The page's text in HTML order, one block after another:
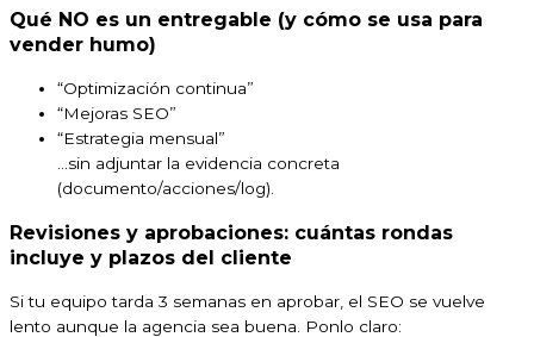
Qué NO es un entregable (y cómo se usa para
vender humo)
“Optimización continua”
“Mejoras SEO”
“Estrategia mensual”
…sin adjuntar la evidencia concreta
(documento/acciones/log).
Revisiones y aprobaciones: cuántas rondas
incluye y plazos del cliente
Si tu equipo tarda 3 semanas en aprobar, el SEO se vuelve
lento aunque la agencia sea buena. Ponlo claro: